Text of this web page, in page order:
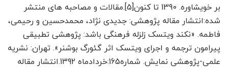
بر خویشاوره. 1390 تا کنون[5].مقالات و مصاحبه های منتشر
شده:انتشار مقاله پژوهشی: جدیدی نژاد، محمدحسین و رحیمی،
فاطمه. «نکند ویتسک زلزله فرهنگی باشد: پژوهشی تطبیقی
پیرامون ترجمه و اجرای ویتسک اثر گئورگ بوشنر». تهران: نشریه
علمی-پژوهشی نمایش. شماره165:خردادماه 1392.انتشار مقاله